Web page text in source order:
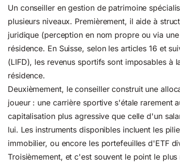
Un conseiller en gestion de patrimoine
plusieurs niveaux. Premièrement, il aide à
juridique (perception en nom propre ou via
résidence. En Suisse, selon les articles 16 et
(LIFD), les revenus sportifs sont imposables à
résidence.
Deuxièmement, le conseiller construit une
joueur : une carrière sportive s'étale rarement
capitalisation plus agressive que celle d'un
lui. Les instruments disponibles incluent les
immobilier, ou encore les portefeuilles d'ETF
Troisièmement, et c'est souvent le point le